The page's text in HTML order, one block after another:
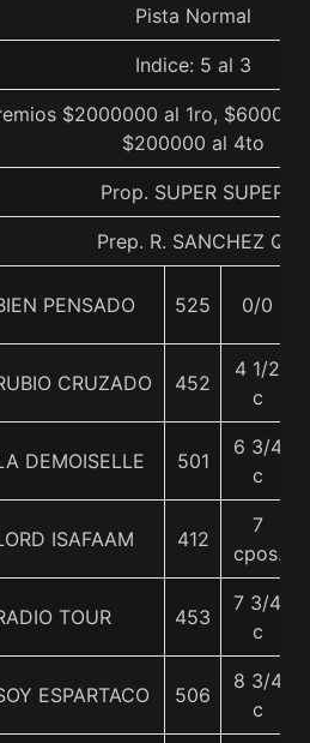
Pista Normal
Indice: 5 al 3
$2000000 al 1ro,
$200000 al 4to
Prop. SUPER SUPER
Prep. R. SANCHEZ Q.
PENSADO 525 0/0
CRUZADO 452
4 1/2
c
DEMOISELLE 501
6 3/4
c
ISAFAAM 412
7
cpos.
TOUR 453
7 3/4
c
ESPARTACO 506
8 3/4
c